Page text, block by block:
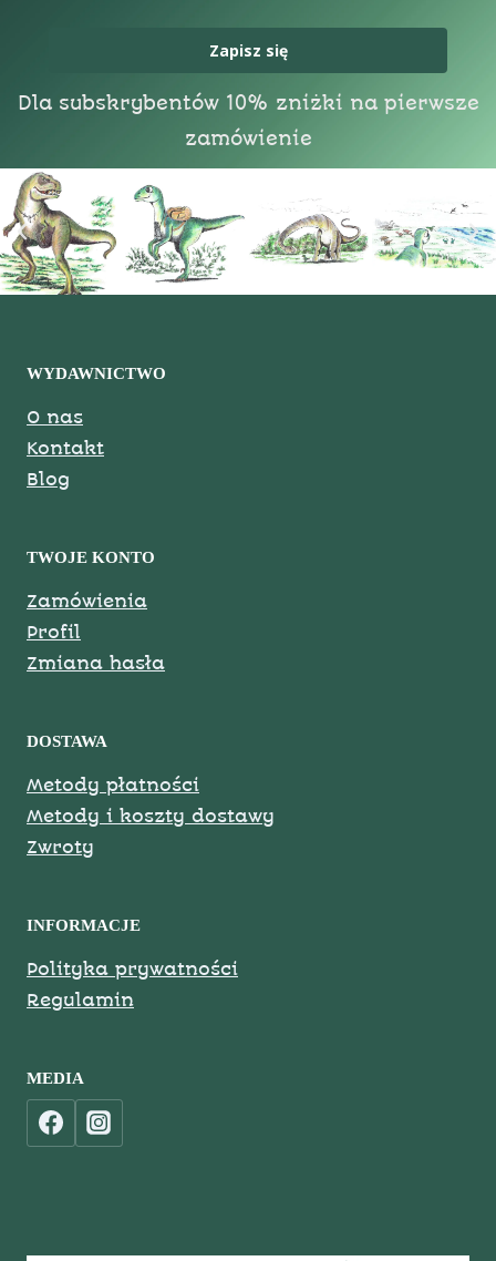
Zapisz się
Dla subskrybentów 10% zniżki na pierwsze
zamówienie
WYDAWNICTWO
O nas
Kontakt
Blog
TWOJE KONTO
Zamówienia
Profil
Zmiana hasła
DOSTAWA
Metody płatności
Metody i koszty dostawy
Zwroty
INFORMACJE
Polityka prywatności
Regulamin
MEDIA